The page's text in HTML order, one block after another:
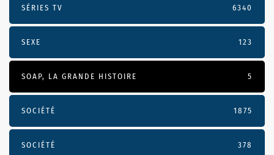
SÉRIES TV 6340
SEXE 123
SOAP, LA GRANDE HISTOIRE 5
SOCIÉTÉ 1875
SOCIÉTÉ 378